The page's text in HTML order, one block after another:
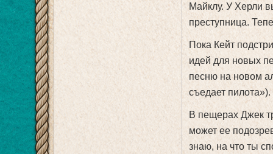
Майклу. У Херли
преступница.
Пока Кейт
идей для новых
песню на новом
съедает пилота»).
В пещерах Джек
может ее
знаю, на что ты